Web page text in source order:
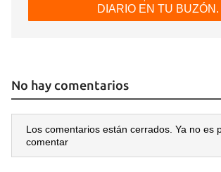
DIARIO EN TU BUZÓN.
No hay comentarios
Los comentarios están cerrados. Ya no es
comentar